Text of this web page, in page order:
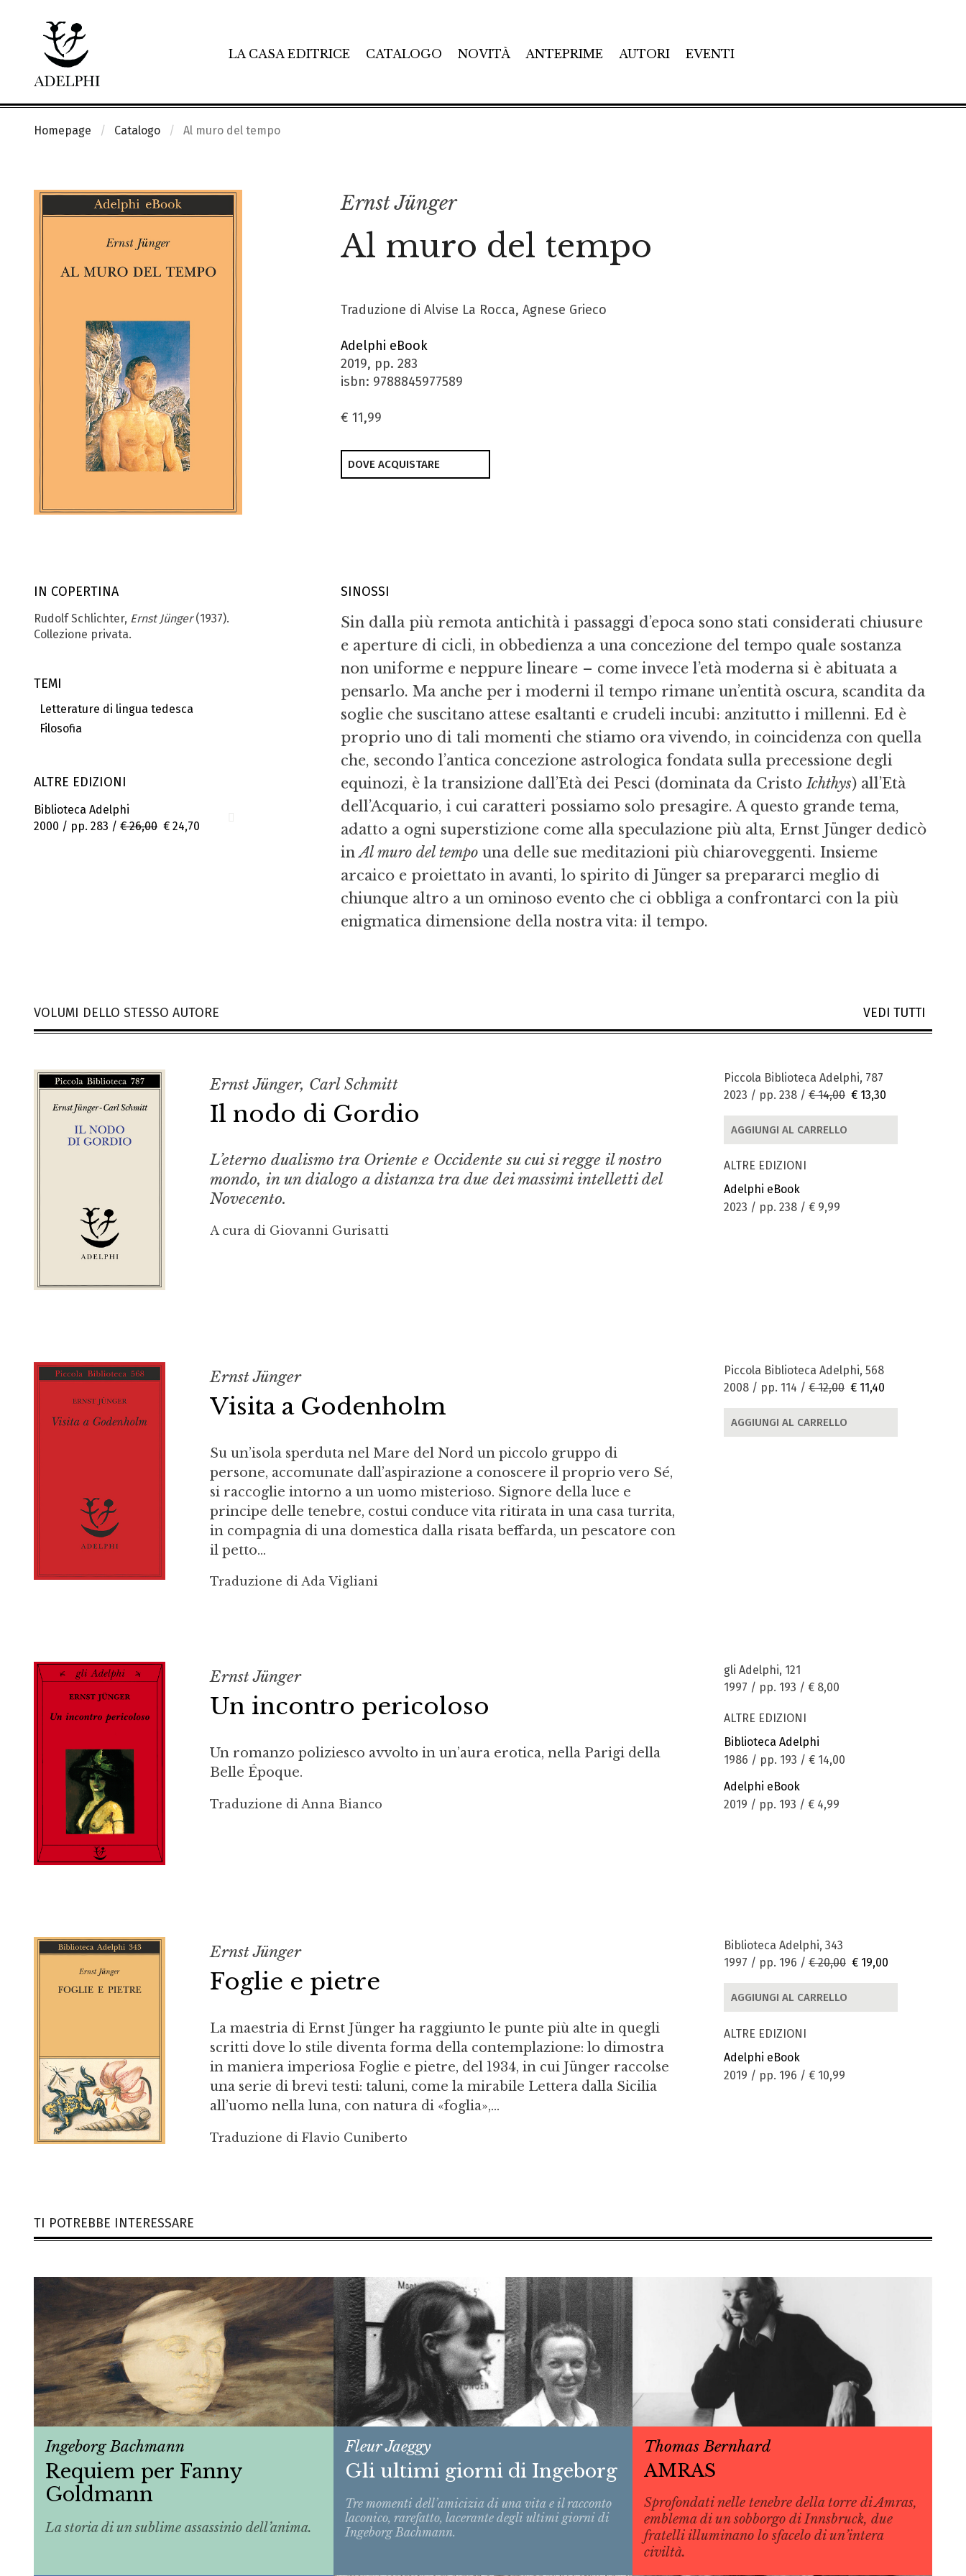
LA CASA EDITRICE CATALOGO NOVITÀ ANTEPRIME AUTORI EVENTI
Homepage Catalogo Al muro del tempo
Ernst Jünger
Al muro del tempo
Traduzione di Alvise La Rocca, Agnese Grieco
Adelphi eBook
2019, pp. 283
isbn: 9788845977589
€ 11,99
DOVE ACQUISTARE
IN COPERTINA
Rudolf Schlichter, Ernst Jünger(1937).
Collezione privata.
TEMI
Letterature di lingua tedesca
Filosofia
ALTRE EDIZIONI
Biblioteca Adelphi
2000 / pp. 283 / € 26,00 € 24,70
SINOSSI
Sin dalla più remota antichità i passaggi d’epoca sono stati considerati chiusure
e aperture di cicli, in obbedienza a una concezione del tempo quale sostanza
non uniforme e neppure lineare – come invece l’età moderna si è abituata a
pensarlo. Ma anche per i moderni il tempo rimane un’entità oscura, scandita da
soglie che suscitano attese esaltanti e crudeli incubi: anzitutto i millenni. Ed è
proprio uno di tali momenti che stiamo ora vivendo, in coincidenza con quella
che, secondo l’antica concezione astrologica fondata sulla precessione degli
equinozi, è la transizione dall’Età dei Pesci (dominata da CristoIchthys) all’Età
dell’Acquario, i cui caratteri possiamo solo presagire. A questo grande tema,
adatto a ogni superstizione come alla speculazione più alta, Ernst Jünger dedicò
inAl muro del tempouna delle sue meditazioni più chiaroveggenti. Insieme
arcaico e proiettato in avanti, lo spirito di Jünger sa prepararci meglio di
chiunque altro a un ominoso evento che ci obbliga a confrontarci con la più
enigmatica dimensione della nostra vita: il tempo.
VOLUMI DELLO STESSO AUTORE VEDI TUTTI
Ernst Jünger, Carl Schmitt
Il nodo di Gordio
L’eterno dualismo tra Oriente e Occidente su cui si regge il nostro
mondo, in un dialogo a distanza tra due dei massimi intelletti del
Novecento.
A cura di Giovanni Gurisatti
Piccola Biblioteca Adelphi, 787
2023 / pp. 238 / € 14,00 € 13,30
AGGIUNGI AL CARRELLO
ALTRE EDIZIONI
Adelphi eBook
2023 / pp. 238 / € 9,99
Ernst Jünger
Visita a Godenholm
Su un’isola sperduta nel Mare del Nord un piccolo gruppo di
persone, accomunate dall’aspirazione a conoscere il proprio vero Sé,
si raccoglie intorno a un uomo misterioso. Signore della luce e
principe delle tenebre, costui conduce vita ritirata in una casa turrita,
in compagnia di una domestica dalla risata beffarda, un pescatore con
il petto...
Traduzione di Ada Vigliani
Piccola Biblioteca Adelphi, 568
2008 / pp. 114 / € 12,00 € 11,40
AGGIUNGI AL CARRELLO
Ernst Jünger
Un incontro pericoloso
Un romanzo poliziesco avvolto in un’aura erotica, nella Parigi della
Belle Époque.
Traduzione di Anna Bianco
gli Adelphi, 121
1997 / pp. 193 / € 8,00
ALTRE EDIZIONI
Biblioteca Adelphi
1986 / pp. 193 / € 14,00
Adelphi eBook
2019 / pp. 193 / € 4,99
Ernst Jünger
Foglie e pietre
La maestria di Ernst Jünger ha raggiunto le punte più alte in quegli
scritti dove lo stile diventa forma della contemplazione: lo dimostra
in maniera imperiosa Foglie e pietre, del 1934, in cui Jünger raccolse
una serie di brevi testi: taluni, come la mirabile Lettera dalla Sicilia
all’uomo nella luna, con natura di «foglia»,...
Traduzione di Flavio Cuniberto
Biblioteca Adelphi, 343
1997 / pp. 196 / € 20,00 € 19,00
AGGIUNGI AL CARRELLO
ALTRE EDIZIONI
Adelphi eBook
2019 / pp. 196 / € 10,99
TI POTREBBE INTERESSARE
Ingeborg Bachmann
Requiem per Fanny
Goldmann
La storia di un sublime assassinio dell’anima.
Fleur Jaeggy
Gli ultimi giorni di Ingeborg
Tre momenti dell’amicizia di una vita e il racconto
laconico, rarefatto, lacerante degli ultimi giorni di
Ingeborg Bachmann.
Thomas Bernhard
AMRAS
Sprofondati nelle tenebre della torre di Amras,
emblema di un sobborgo di Innsbruck, due
fratelli illuminano lo sfacelo di un’intera
civiltà.